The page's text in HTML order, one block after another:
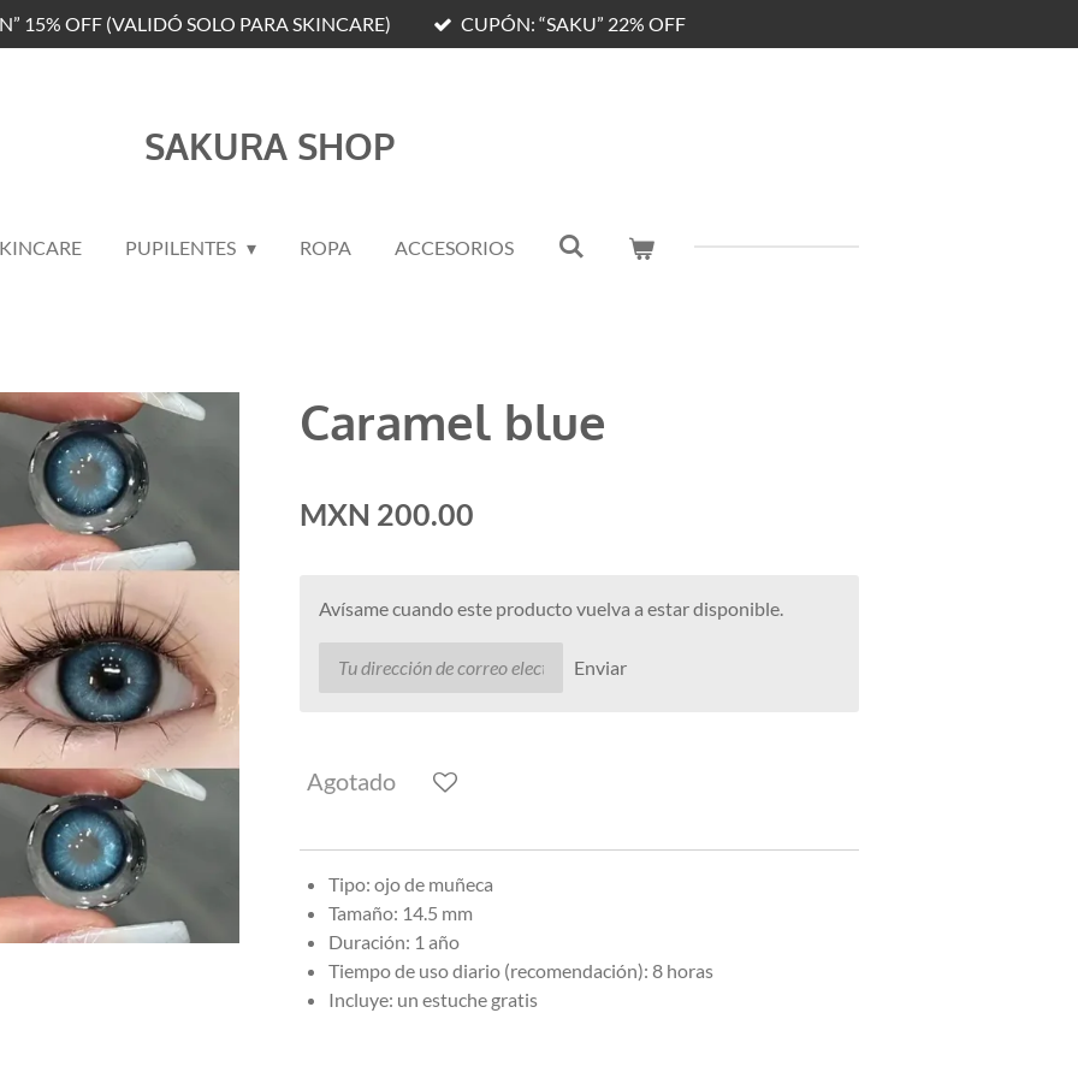
15% OFF (VALIDÓ SOLO PARA SKINCARE) CUPÓN: “SAKU” 22% OFF
SAKURA SHOP
PUPILENTES ROPA ACCESORIOS
Caramel blue
MXN 200.00
Avísame cuando este producto vuelva a estar disponible.
Enviar
Agotado
Tipo: ojo de muñeca
Tamaño: 14.5 mm
Duración: 1 año
Tiempo de uso diario (recomendación): 8 horas
Incluye: un estuche gratis